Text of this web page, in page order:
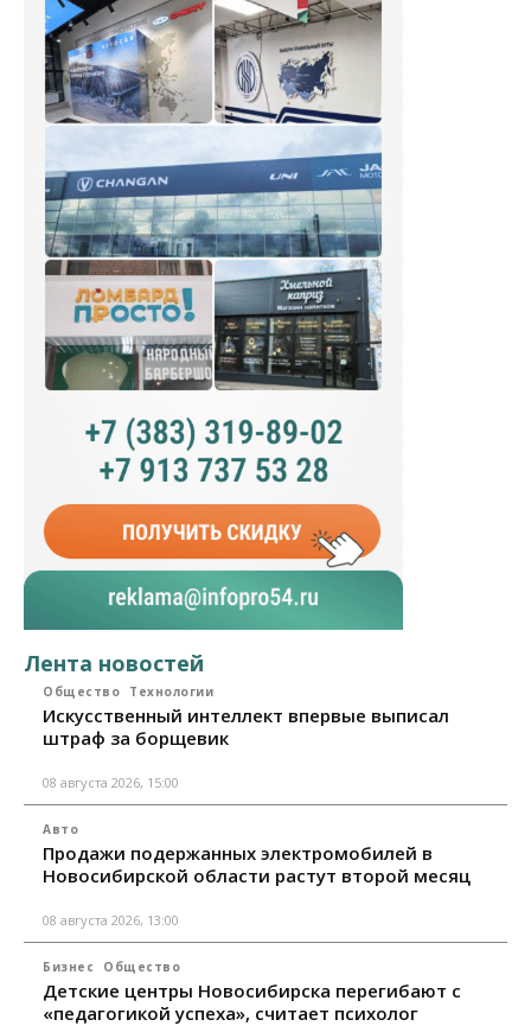
Лента новостей
Общество Технологии
Искусственный интеллект впервые выписал
штраф за борщевик
08 августа 2026, 15:00
Авто
Продажи подержанных электромобилей в
Новосибирской области растут второй месяц
08 августа 2026, 13:00
Бизнес Общество
Детские центры Новосибирска перегибают с
«педагогикой успеха», считает психолог